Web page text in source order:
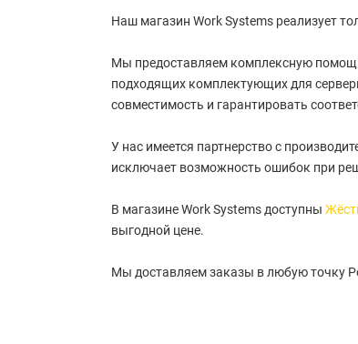
Наш магазин Work Systems реализует
Мы предоставляем комплексную
подходящих комплектующих для
совместимость и гарантировать
У нас имеется партнерство с
исключает возможность ошибок при
В магазине Work Systems доступны
выгодной цене.
Мы доставляем заказы в любую точку